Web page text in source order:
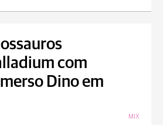
com
Dino em
MIX